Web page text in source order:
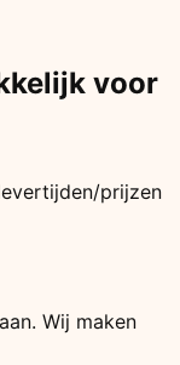
voor
prijzen
Wij maken